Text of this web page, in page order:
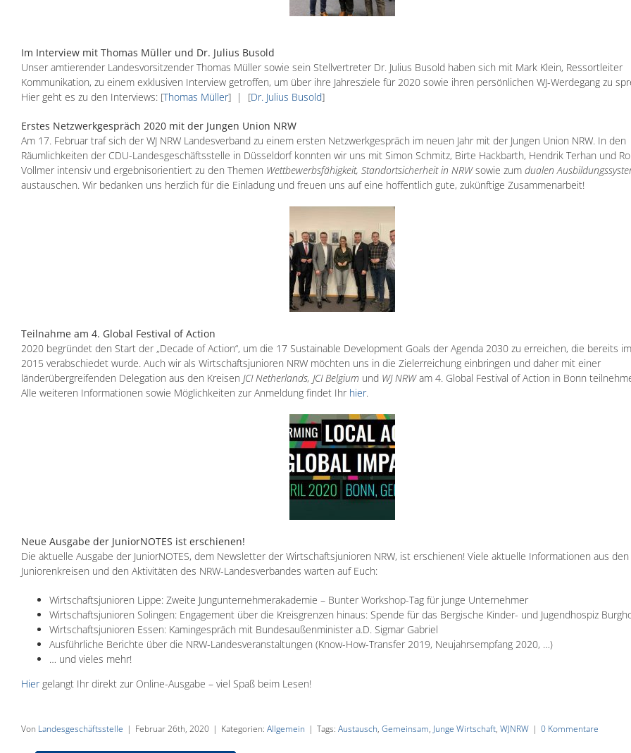
Im Interview mit Thomas Müller und Dr. Julius Busold
Unser amtierender Landesvorsitzender Thomas Müller sowie sein Stellvertreter Dr. Julius Busold haben sich mit Mark Klein, Ressortleiter
Kommunikation, zu einem exklusiven Interview getroffen, um über ihre Jahresziele für 2020 sowie ihren persönlichen WJ-Werdegang zu
Hier geht es zu den Interviews: [Thomas Müller] | [Dr. Julius Busold]
Erstes Netzwerkgespräch 2020 mit der Jungen Union NRW
Am 17. Februar traf sich der WJ NRW Landesverband zu einem ersten Netzwerkgespräch im neuen Jahr mit der Jungen Union NRW. In den
Räumlichkeiten der CDU-Landesgeschäftsstelle in Düsseldorf konnten wir uns mit Simon Schmitz, Birte Hackbarth, Hendrik Terhan und
Vollmer intensiv und ergebnisorientiert zu den Themen Wettbewerbsfähigkeit, Standortsicherheit in NRWsowie zum dualen
austauschen. Wir bedanken uns herzlich für die Einladung und freuen uns auf eine hoffentlich gute, zukünftige Zusammenarbeit!
Teilnahme am 4. Global Festival of Action
2020 begründet den Start der „Decade of Action“, um die 17 Sustainable Development Goals der Agenda 2030 zu erreichen, die bereits
2015 verabschiedet wurde. Auch wir als Wirtschaftsjunioren NRW möchten uns in die Zielerreichung einbringen und daher mit einer
länderübergreifenden Delegation aus den Kreisen JCI Netherlands, JCI Belgium und WJ NRWam 4. Global Festival of Action in Bonn
Alle weiteren Informationen sowie Möglichkeiten zur Anmeldung findet Ihr hier.
Neue Ausgabe der JuniorNOTES ist erschienen!
Die aktuelle Ausgabe der JuniorNOTES, dem Newsletter der Wirtschaftsjunioren NRW, ist erschienen! Viele aktuelle Informationen aus den
Juniorenkreisen und den Aktivitäten des NRW-Landesverbandes warten auf Euch:
Wirtschaftsjunioren Lippe: Zweite Jungunternehmerakademie – Bunter Workshop-Tag für junge Unternehmer
Wirtschaftsjunioren Solingen: Engagement über die Kreisgrenzen hinaus: Spende für das Bergische Kinder- und Jugendhospiz
Wirtschaftsjunioren Essen: Kamingespräch mit Bundesaußenminister a.D. Sigmar Gabriel
Ausführliche Berichte über die NRW-Landesveranstaltungen (Know-How-Transfer 2019, Neujahrsempfang 2020, …)
… und vieles mehr!
Hiergelangt Ihr direkt zur Online-Ausgabe – viel Spaß beim Lesen!
Von Landesgeschäftsstelle | Februar 26th, 2020 | Kategorien: Allgemein | Tags: Austausch, Gemeinsam, Junge Wirtschaft, WJNRW | 0 Kommentare